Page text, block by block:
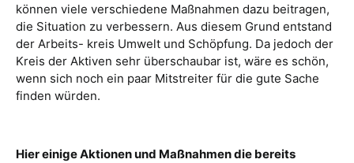
können viele verschiedene Maßnahmen dazu beitragen,
die Situation zu verbessern. Aus diesem Grund entstand
der Arbeits- kreis Umwelt und Schöpfung. Da jedoch der
Kreis der Aktiven sehr überschaubar ist, wäre es schön,
wenn sich noch ein paar Mitstreiter für die gute Sache
finden würden.
Hier einige Aktionen und Maßnahmen die bereits